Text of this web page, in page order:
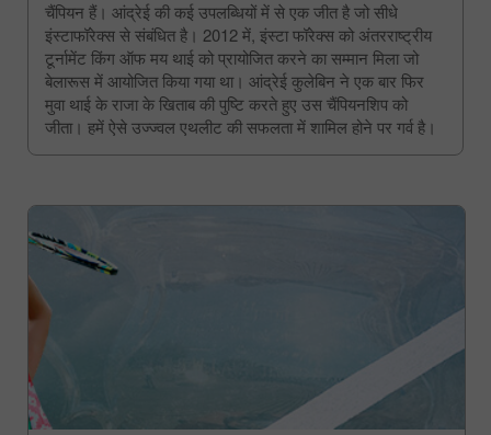
चैंपियन हैं। आंद्रेई की कई उपलब्धियों में से एक जीत है जो सीधे
इंस्टाफॉरेक्स से संबंधित है। 2012 में, इंस्टा फॉरेक्स को अंतरराष्ट्रीय
टूर्नामेंट किंग ऑफ मय थाई को प्रायोजित करने का सम्मान मिला जो
बेलारूस में आयोजित किया गया था। आंद्रेई कुलेबिन ने एक बार फिर
मुवा थाई के राजा के खिताब की पुष्टि करते हुए उस चैंपियनशिप को
जीता। हमें ऐसे उज्ज्वल एथलीट की सफलता में शामिल होने पर गर्व है।